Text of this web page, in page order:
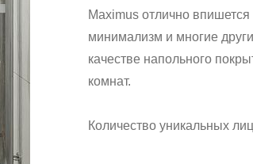
Maximus отлично впишется
минимализм и многие
качестве напольного
комнат.
Количество уникальных